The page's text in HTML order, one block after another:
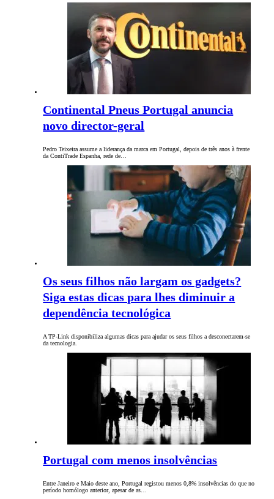
Continental Pneus Portugal anuncia
novo director-geral
Pedro Teixeira assume a liderança da marca em Portugal, depois de três anos à frente
da ContiTrade Espanha, rede de…
Os seus filhos não largam os gadgets?
Siga estas dicas para lhes diminuir a
dependência tecnológica
A TP-Link disponibiliza algumas dicas para ajudar os seus filhos a desconectarem-se
da tecnologia.
Portugal com menos insolvências
Entre Janeiro e Maio deste ano, Portugal registou menos 0,8% insolvências do que no
período homólogo anterior, apesar de as…